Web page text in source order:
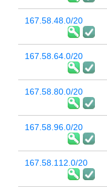
167.58.48.0/20
167.58.64.0/20
167.58.80.0/20
167.58.96.0/20
167.58.112.0/20